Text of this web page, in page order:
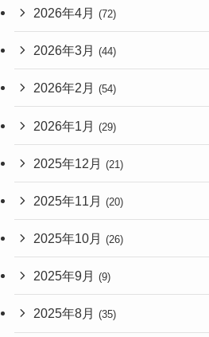
2026年4月 (72)
2026年3月 (44)
2026年2月 (54)
2026年1月 (29)
2025年12月 (21)
2025年11月 (20)
2025年10月 (26)
2025年9月 (9)
2025年8月 (35)